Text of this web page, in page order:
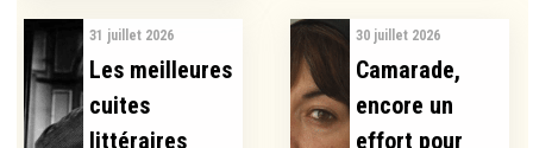
31 juillet 2026
Les meilleures
cuites
littéraires
30 juillet 2026
Camarade,
encore un
effort pour